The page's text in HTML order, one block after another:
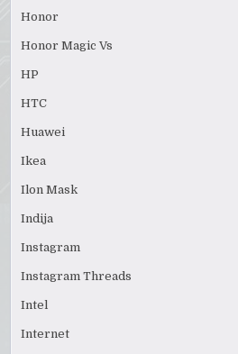
Honor
Honor Magic Vs
HP
HTC
Huawei
Ikea
Ilon Mask
Indija
Instagram
Instagram Threads
Intel
Internet